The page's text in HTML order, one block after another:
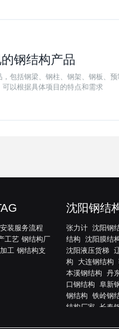
钢结构产品
包括钢梁、钢柱、钢架、钢板、
以根据具体项目的特点和需求
安装服务流程
工艺 钢结构厂
工 钢结构支
沈阳钢结
张力计 沈阳钢
结构
沈阳膜结
沈阳液压货梯
构
大连钢结构
本溪钢结构
丹
口钢结构
阜新
钢结构
铁岭钢
结构厂家
长春